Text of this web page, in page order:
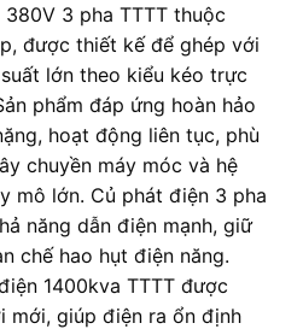
380V 3 pha TTTT thuộc
được thiết kế để ghép với
lớn theo kiểu kéo trực
phẩm đáp ứng hoàn hảo
hoạt động liên tục, phù
chuyền máy móc và hệ
mô lớn. Củ phát điện 3 pha
năng dẫn điện mạnh, giữ
chế hao hụt điện năng.
1400kva TTTT được
mới, giúp điện ra ổn định